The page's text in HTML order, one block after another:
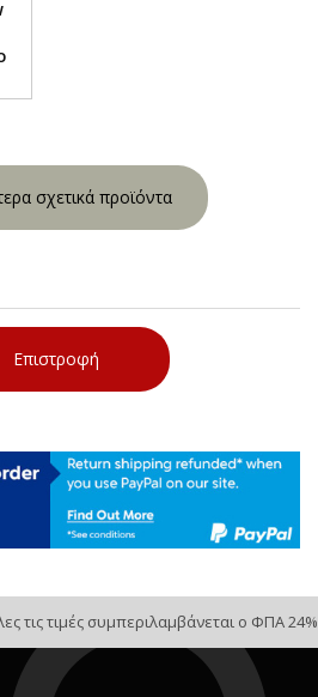
σχετικά προϊόντα
Επιστροφή
τις τιμές συμπεριλαμβάνεται ο ΦΠΑ 24%